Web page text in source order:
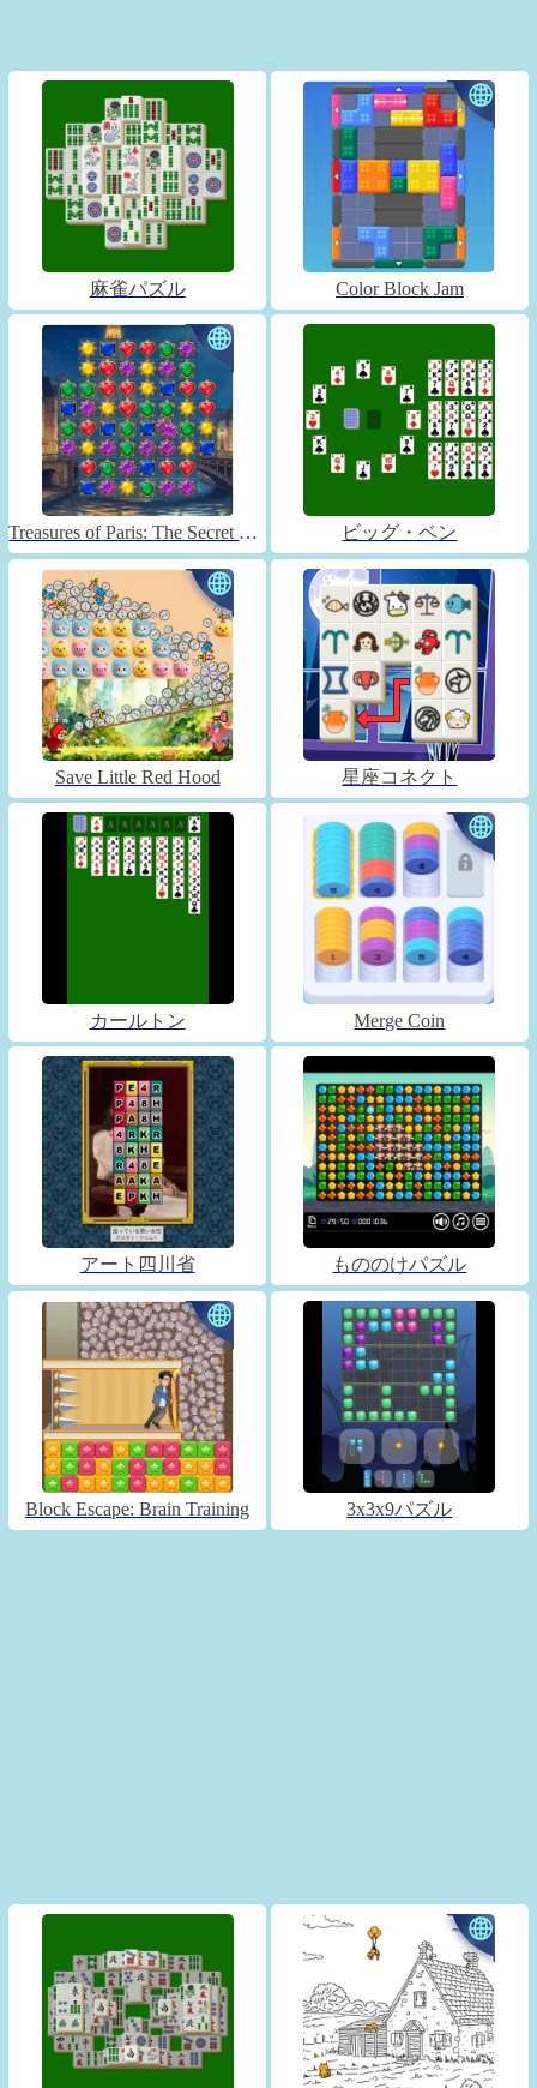
麻雀パズル Color Block Jam
Treasures of Paris: The Secret of Gems - Match 3 ビッグ・ベン
Save Little Red Hood 星座コネクト
カールトン Merge Coin
アート四川省 もののけパズル
Block Escape: Brain Training 3x3x9パズル